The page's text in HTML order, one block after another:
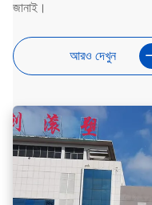
জানাই।
আরও দেখুন